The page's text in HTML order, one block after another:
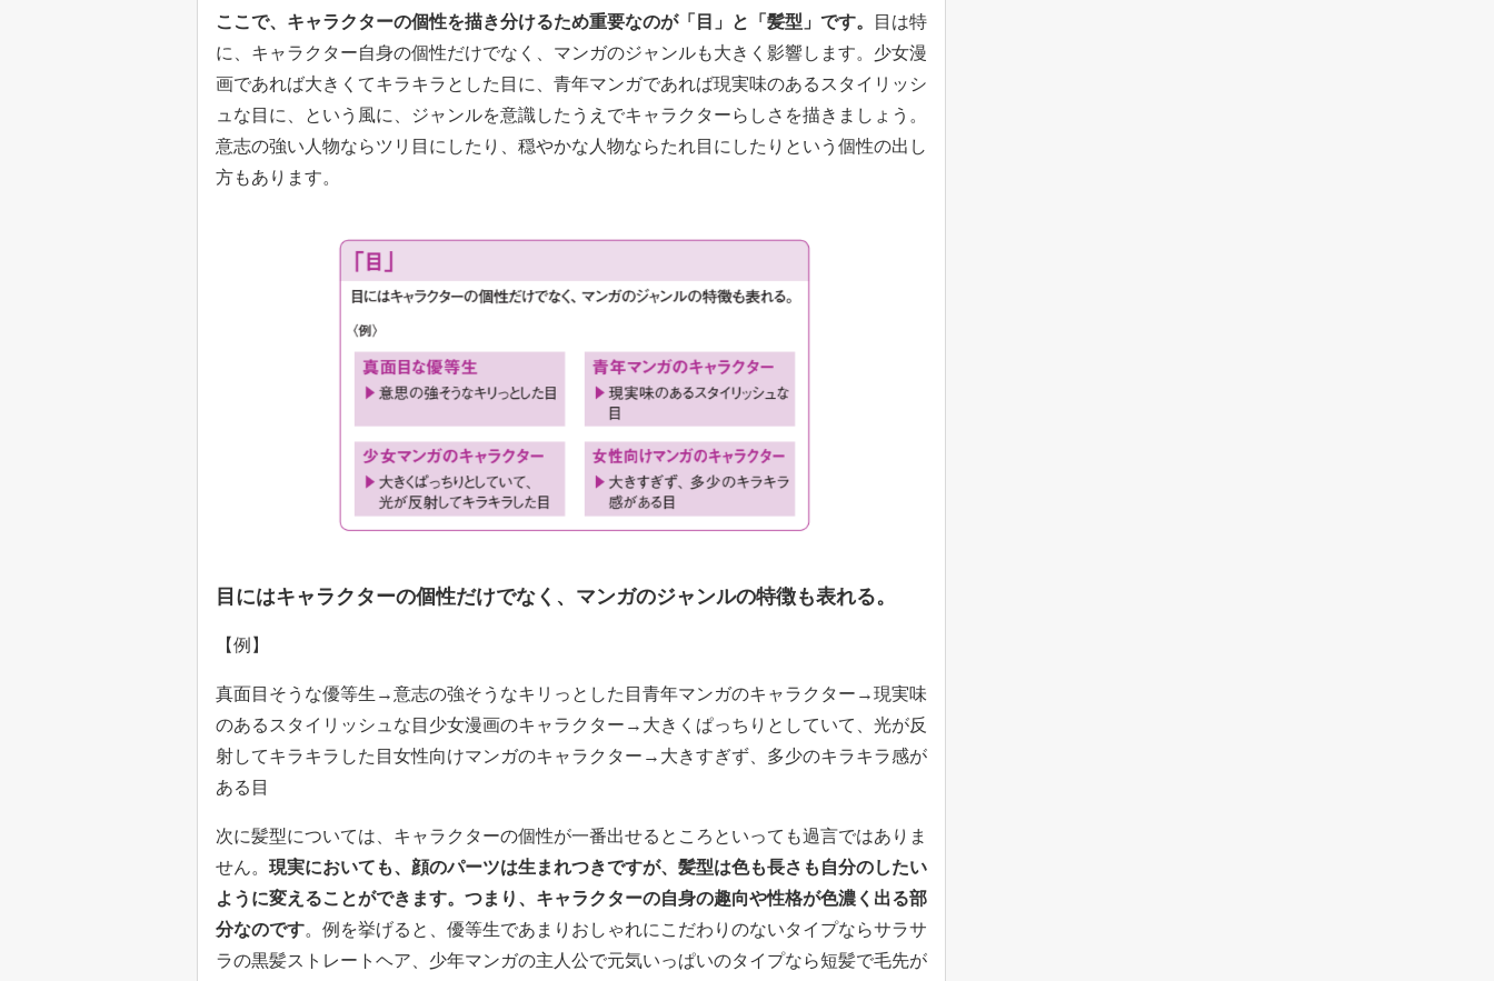
ここで、キャラクターの個性を描き分けるため重要なのが「目」と「髪型」です。
目は特
に、キャラクター自身の個性だけでなく、マンガのジャンルも大きく影響します。少女漫
画であれば大きくてキラキラとした目に、青年マンガであれば現実味のあるスタイリッシ
ュな目に、という風に、ジャンルを意識したうえでキャラクターらしさを描きましょう。
意志の強い人物ならツリ目にしたり、穏やかな人物ならたれ目にしたりという個性の出し
方もあります。
目にはキャラクターの個性だけでなく、マンガのジャンルの特徴も表れる。
【例】
真面目そうな優等生→意志の強そうなキリっとした目青年マンガのキャラクター→現実味
のあるスタイリッシュな目少女漫画のキャラクター→大きくぱっちりとしていて、光が反
射してキラキラした目女性向けマンガのキャラクター→大きすぎず、多少のキラキラ感が
ある目
次に髪型については、キャラクターの個性が一番出せるところといっても過言ではありま
せん。 現実においても、顔のパーツは生まれつきですが、髪型は色も長さも自分のしたい
ように変えることができます。つまり、キャラクターの自身の趣向や性格が色濃く出る部
分なのです。例を挙げると、優等生であまりおしゃれにこだわりのないタイプならサラサ
ラの黒髪ストレートヘア、少年マンガの主人公で元気いっぱいのタイプなら短髪で毛先が